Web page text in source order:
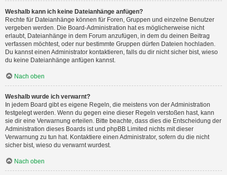
Weshalb kann ich keine Dateianhänge anfügen?
Rechte für Dateianhänge können für Foren, Gruppen und einzelne Benutzer
vergeben werden. Die Board-Administration hat es möglicherweise nicht
erlaubt, Dateianhänge in dem Forum anzufügen, in dem du deinen Beitrag
verfassen möchtest, oder nur bestimmte Gruppen dürfen Dateien hochladen.
Du kannst einen Administrator kontaktieren, falls du dir nicht sicher bist, wieso
du keine Dateianhänge anfügen kannst.
Nach oben
Weshalb wurde ich verwarnt?
In jedem Board gibt es eigene Regeln, die meistens von der Administration
festgelegt werden. Wenn du gegen eine dieser Regeln verstoßen hast, kann
sie dir eine Verwarnung erteilen. Bitte beachte, dass dies die Entscheidung der
Administration dieses Boards ist und phpBB Limited nichts mit dieser
Verwarnung zu tun hat. Kontaktiere einen Administrator, sofern du die nicht
sicher bist, wieso du verwarnt wurdest.
Nach oben